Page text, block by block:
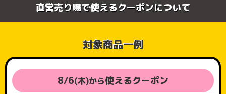
直営売り場で使えるクーポンについて
対象商品一例
8/6(木)から使えるクーポン